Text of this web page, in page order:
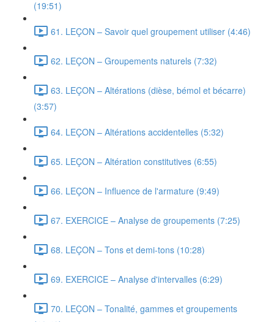
(19:51)
61. LEÇON – Savoir quel groupement utiliser (4:46)
62. LEÇON – Groupements naturels (7:32)
63. LEÇON – Altérations (dièse, bémol et bécarre)
(3:57)
64. LEÇON – Altérations accidentelles (5:32)
65. LEÇON – Altération constitutives (6:55)
66. LEÇON – Influence de l'armature (9:49)
67. EXERCICE – Analyse de groupements (7:25)
68. LEÇON – Tons et demi-tons (10:28)
69. EXERCICE – Analyse d'intervalles (6:29)
70. LEÇON – Tonalité, gammes et groupements